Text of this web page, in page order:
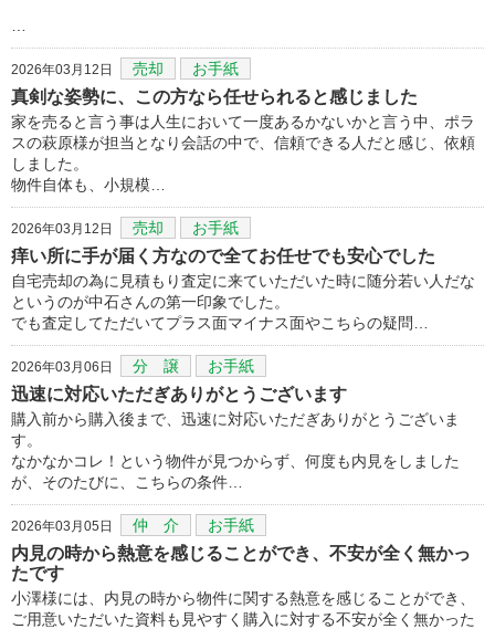
2026年03月12日 売却 お手紙
真剣な姿勢に、この方なら任せられると感じました
家を売ると言う事は人生において一度あるかないかと言う中、ポラ
スの萩原様が担当となり会話の中で、信頼できる人だと感じ、依頼
しました。
物件自体も、小規模…
2026年03月12日 売却 お手紙
痒い所に手が届く方なので全てお任せでも安心でした
自宅売却の為に見積もり査定に来ていただいた時に随分若い人だな
というのが中石さんの第一印象でした。
でも査定してただいてプラス面マイナス面やこちらの疑問…
2026年03月06日 分 譲 お手紙
迅速に対応いただぎありがとうございます
購入前から購入後まで、迅速に対応いただぎありがとうございま
す。
なかなかコレ！という物件が見つからず、何度も内見をしました
が、そのたびに、こちらの条件…
2026年03月05日 仲 介 お手紙
内見の時から熱意を感じることができ、不安が全く無かっ
たです
小澤様には、内見の時から物件に関する熱意を感じることができ、
ご用意いただいた資料も見やすく購入に対する不安が全く無かった